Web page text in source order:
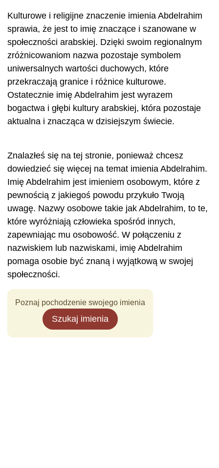
Kulturowe i religijne znaczenie imienia Abdelrahim
sprawia, że ​​jest to imię znaczące i szanowane w
społeczności arabskiej. Dzięki swoim regionalnym
zróżnicowaniom nazwa pozostaje symbolem
uniwersalnych wartości duchowych, które
przekraczają granice i różnice kulturowe.
Ostatecznie imię Abdelrahim jest wyrazem
bogactwa i głębi kultury arabskiej, która pozostaje
aktualna i znacząca w dzisiejszym świecie.
Znalazłeś się na tej stronie, ponieważ chcesz
dowiedzieć się więcej na temat imienia Abdelrahim.
Imię Abdelrahim jest imieniem osobowym, które z
pewnością z jakiegoś powodu przykuło Twoją
uwagę. Nazwy osobowe takie jak Abdelrahim, to te,
które wyróżniają człowieka spośród innych,
zapewniając mu osobowość. W połączeniu z
nazwiskiem lub nazwiskami, imię Abdelrahim
pomaga osobie być znaną i wyjątkową w swojej
społeczności.
Poznaj pochodzenie swojego imienia
Szukaj imienia